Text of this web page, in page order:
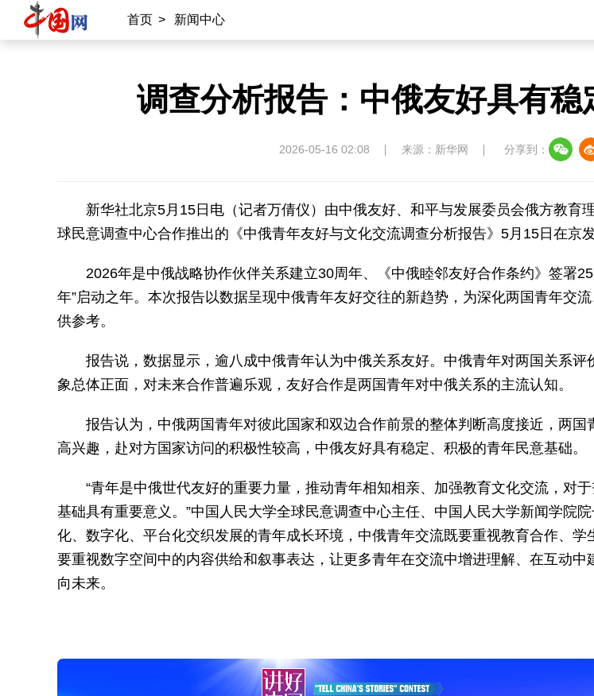
首页 > 新闻中心
调查分析报告：中俄友好具有
2026-05-16 02:08 来源：新华网 分享到：
新华社北京5月15日电（记者万倩仪）由中俄友好、和平与发展委员会俄方教育
球民意调查中心合作推出的《中俄青年友好与文化交流调查分析报告》5月15日在京发
2026年是中俄战略协作伙伴关系建立30周年、《中俄睦邻友好合作条约》签署
年”启动之年。本次报告以数据呈现中俄青年友好交往的新趋势，为深化两国青年交
供参考。
报告说，数据显示，逾八成中俄青年认为中俄关系友好。中俄青年对两国关系评
象总体正面，对未来合作普遍乐观，友好合作是两国青年对中俄关系的主流认知。
报告认为，中俄两国青年对彼此国家和双边合作前景的整体判断高度接近，两国
高兴趣，赴对方国家访问的积极性较高，中俄友好具有稳定、积极的青年民意基础。
“青年是中俄世代友好的重要力量，推动青年相知相亲、加强教育文化交流，对
基础具有重要意义。”中国人民大学全球民意调查中心主任、中国人民大学新闻学院
化、数字化、平台化交织发展的青年成长环境，中俄青年交流既要重视教育合作、学
要重视数字空间中的内容供给和叙事表达，让更多青年在交流中增进理解、在互动中
向未来。